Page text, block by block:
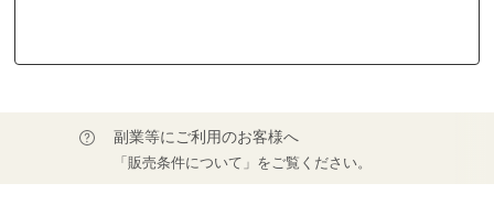
副業等にご利用のお客様へ
「販売条件について」をご覧ください。